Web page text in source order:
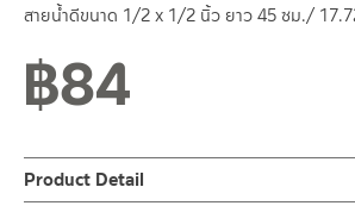
สายน้ำดีขนาด 1/2 x 1/2 นิ้ว ยาว 45 ซม./
฿84
Product Detail